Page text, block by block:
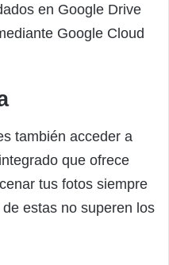
en Google Drive
Google Cloud
también acceder a
que ofrece
tus fotos siempre
estas no superen los